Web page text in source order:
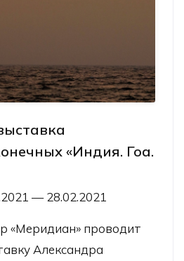
«Индия. Гоа.
— 28.02.2021
«Меридиан» проводит
Александра